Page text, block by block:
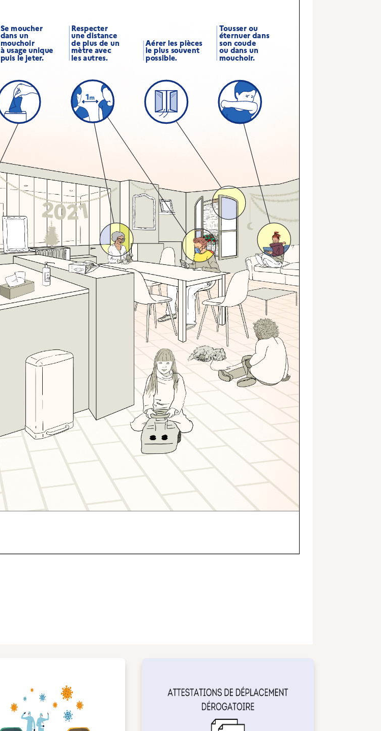
Respecter
une distance
de plus de un
mètre avec
les autres.
Se moucher
dans un
mouchoir
à usage unique
puis le jeter.
Aérer les pièces
le plus souvent
possible.
Tousser ou
éternuer dans
son coude
ou dans un
mouchoir.